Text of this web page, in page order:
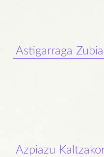
Astigarraga
Azpiazu